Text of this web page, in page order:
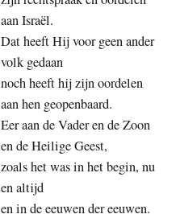
aan Israël.
Dat heeft Hij voor geen ander
volk gedaan
noch heeft hij zijn oordelen
aan hen geopenbaard.
Eer aan de Vader en de Zoon
en de Heilige Geest,
zoals het was in het begin, nu
en altijd
en in de eeuwen der eeuwen.